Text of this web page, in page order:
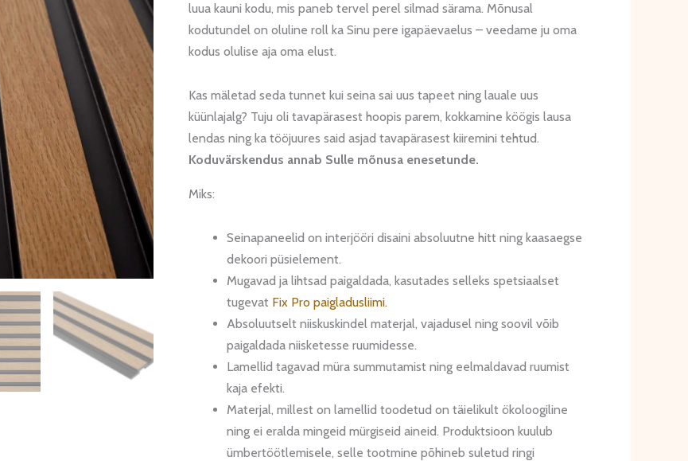
luua kauni kodu, mis paneb tervel perel silmad särama. Mõnusal
kodutundel on oluline roll ka Sinu pere igapäevaelus – veedame ju oma
kodus olulise aja oma elust.
Kas mäletad seda tunnet kui seina sai uus tapeet ning lauale uus
küünlajalg? Tuju oli tavapärasest hoopis parem, kokkamine köögis lausa
lendas ning ka tööjuures said asjad tavapärasest kiiremini tehtud.
Koduvärskendus annab Sulle mõnusa enesetunde.
Miks:
Seinapaneelid on interjööri disaini absoluutne hitt ning kaasaegse
dekoori püsielement.
Mugavad ja lihtsad paigaldada, kasutades selleks spetsiaalset
tugevat Fix Pro paigladusliimi.
Absoluutselt niiskuskindel materjal, vajadusel ning soovil võib
paigaldada niisketesse ruumidesse.
Lamellid tagavad müra summutamist ning eelmaldavad ruumist
kaja efekti.
Materjal, millest on lamellid toodetud on täielikult ökoloogiline
ning ei eralda mingeid mürgiseid aineid. Produktsioon kuulub
ümbertöötlemisele, selle tootmine põhineb suletud ringi